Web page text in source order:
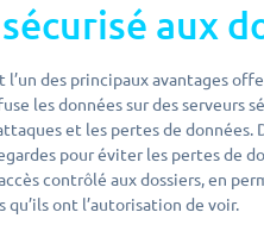
aux
l’un des principaux avantages
les données sur des serveurs
et les pertes de données.
pour éviter les pertes de
contrôlé aux dossiers, en
ont l’autorisation de voir.